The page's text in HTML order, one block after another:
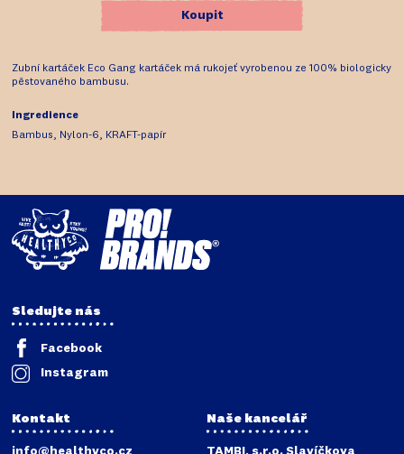
Koupit
Zubní kartáček Eco Gang kartáček má rukojeť vyrobenou ze 100% biologicky
pěstovaného bambusu.
Ingredience
Bambus, Nylon-6, KRAFT-papír
Sledujte nás
Facebook
Instagram
Kontakt
info@healthyco.cz
Naše kancelář
TAMBI, s.r.o. Slavíčkova